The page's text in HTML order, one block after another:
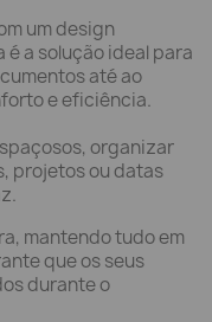
um design
a solução ideal para
até ao
e eficiência.
organizar
projetos ou datas
mantendo tudo em
que os seus
durante o